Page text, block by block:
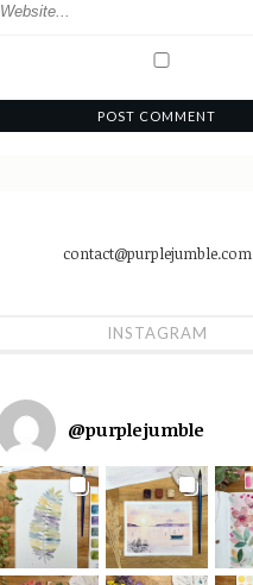
contact@purplejumble.com
INSTAGRAM
@purplejumble